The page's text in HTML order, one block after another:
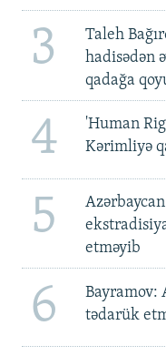
3
Taleh
hadisədən
qadağa
4
'Human
Kərimliyə
5
etməyib
6
Bayramov:
tədarük